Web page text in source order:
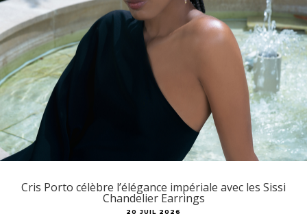
Cris Porto célèbre l’élégance impériale avec les Sissi
Chandelier Earrings
20 JUIL 2026